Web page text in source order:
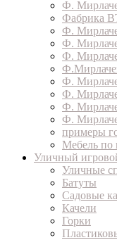
Ф.
Фабрика
Ф.
Ф.
Ф.
Ф.
Ф.
Ф.
Ф.
примеры
Мебель по
Уличный
Уличные
Батуты
Садовые
Качели
Горки